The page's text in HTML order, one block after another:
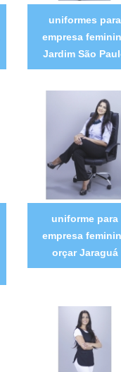
uniformes para
empresa
Jardim São
uniforme para
empresa
orçar Jaraguá